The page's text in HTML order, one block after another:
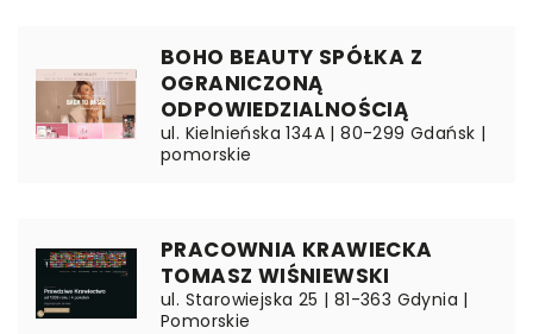
BOHO BEAUTY SPÓŁKA Z
OGRANICZONĄ
ODPOWIEDZIALNOŚCIĄ
ul. Kielnieńska 134A | 80-299 Gdańsk |
pomorskie
PRACOWNIA KRAWIECKA
TOMASZ WIŚNIEWSKI
ul. Starowiejska 25 | 81-363 Gdynia |
Pomorskie